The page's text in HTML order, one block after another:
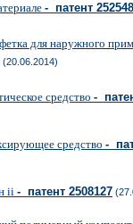
- патент
для наружного
(20.06.2014)
средство -
средство -
ii- патент 2508127